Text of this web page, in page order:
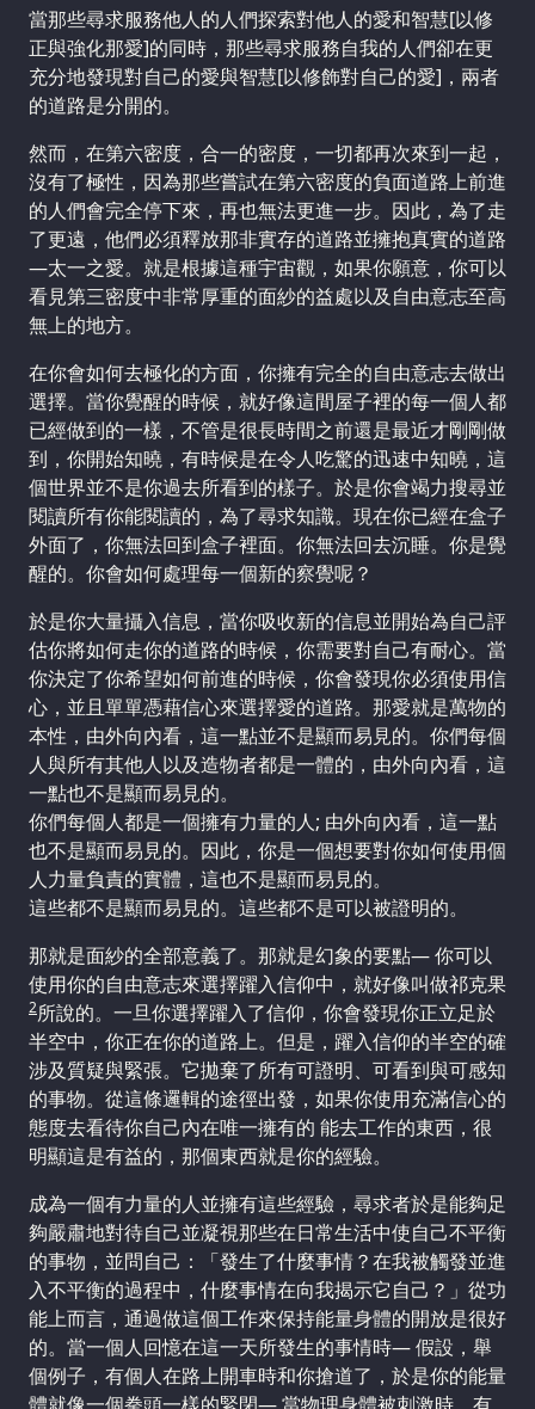
當那些尋求服務他人的人們探索對他人的愛和智慧[以修
正與強化那愛]的同時，那些尋求服務自我的人們卻在更
充分地發現對自己的愛與智慧[以修飾對自己的愛]，兩者
的道路是分開的。
然而，在第六密度，合一的密度，一切都再次來到一起，
沒有了極性，因為那些嘗試在第六密度的負面道路上前進
的人們會完全停下來，再也無法更進一步。因此，為了走
了更遠，他們必須釋放那非實存的道路並擁抱真實的道路
—太一之愛。就是根據這種宇宙觀，如果你願意，你可以
看見第三密度中非常厚重的面紗的益處以及自由意志至高
無上的地方。
在你會如何去極化的方面，你擁有完全的自由意志去做出
選擇。當你覺醒的時候，就好像這間屋子裡的每一個人都
已經做到的一樣，不管是很長時間之前還是最近才剛剛做
到，你開始知曉，有時候是在令人吃驚的迅速中知曉，這
個世界並不是你過去所看到的樣子。於是你會竭力搜尋並
閱讀所有你能閱讀的，為了尋求知識。現在你已經在盒子
外面了，你無法回到盒子裡面。你無法回去沉睡。你是覺
醒的。你會如何處理每一個新的察覺呢？
於是你大量攝入信息，當你吸收新的信息並開始為自己評
估你將如何走你的道路的時候，你需要對自己有耐心。當
你決定了你希望如何前進的時候，你會發現你必須使用信
心，並且單單憑藉信心來選擇愛的道路。那愛就是萬物的
本性，由外向內看，這一點並不是顯而易見的。你們每個
人與所有其他人以及造物者都是一體的，由外向內看，這
一點也不是顯而易見的。
你們每個人都是一個擁有力量的人; 由外向內看，這一點
也不是顯而易見的。因此，你是一個想要對你如何使用個
人力量負責的實體，這也不是顯而易見的。
這些都不是顯而易見的。這些都不是可以被證明的。
那就是面紗的全部意義了。那就是幻象的要點— 你可以
使用你的自由意志來選擇躍入信仰中，就好像叫做祁克果
2所說的。一旦你選擇躍入了信仰，你會發現你正立足於
半空中，你正在你的道路上。但是，躍入信仰的半空的確
涉及質疑與緊張。它拋棄了所有可證明、可看到與可感知
的事物。從這條邏輯的途徑出發，如果你使用充滿信心的
態度去看待你自己內在唯一擁有的 能去工作的東西，很
明顯這是有益的，那個東西就是你的經驗。
成為一個有力量的人並擁有這些經驗，尋求者於是能夠足
夠嚴肅地對待自己並凝視那些在日常生活中使自己不平衡
的事物，並問自己：「發生了什麼事情？在我被觸發並進
入不平衡的過程中，什麼事情在向我揭示它自己？」從功
能上而言，通過做這個工作來保持能量身體的開放是很好
的。當一個人回憶在這一天所發生的事情時— 假設，舉
個例子，有個人在路上開車時和你搶道了，於是你的能量
體就像一個拳頭一樣的緊閉— 當物理身體被刺激時，有